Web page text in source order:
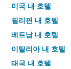
미국 내 호텔
필리핀 내 호텔
베트남 내 호텔
이탈리아 내 호텔
태국 내 호텔